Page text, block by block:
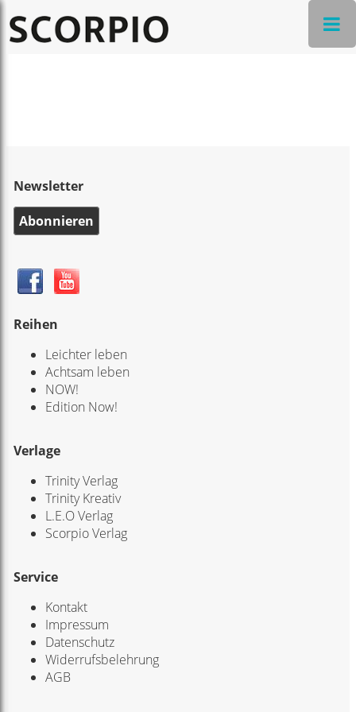
Newsletter
Abonnieren
Reihen
Leichter leben
Achtsam leben
NOW!
Edition Now!
Verlage
Trinity Verlag
Trinity Kreativ
L.E.O Verlag
Scorpio Verlag
Service
Kontakt
Impressum
Datenschutz
Widerrufsbelehrung
AGB